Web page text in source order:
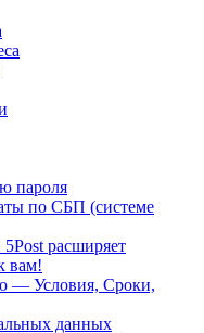
пароля
по СБП (системе
расширяет
вам!
— Условия, Сроки,
данных